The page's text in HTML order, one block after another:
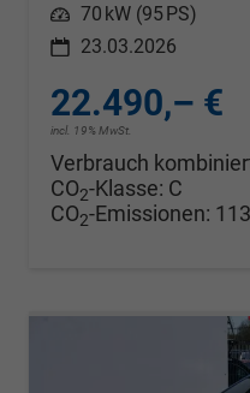
Leistung 70 kW (95 PS)
23.03.2026
22.490,– €
incl. 19% MwSt.
Verbrauch
CO2-Klasse: C
CO2-Emissionen: